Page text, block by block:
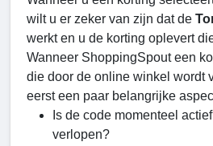
wilt u er zeker van zijn dat de
werkt en u de korting oplevert
Wanneer ShoppingSpout een
die door de online winkel wordt
eerst een paar belangrijke
Is de code momenteel
verlopen?